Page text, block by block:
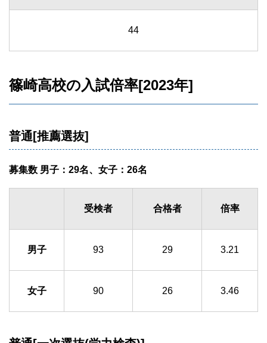
44
篠崎高校の入試倍率[2023年]
普通[推薦選抜]
募集数 男子：29名、女子：26名
受検者 合格者 倍率
男子 93 29 3.21
女子 90 26 3.46